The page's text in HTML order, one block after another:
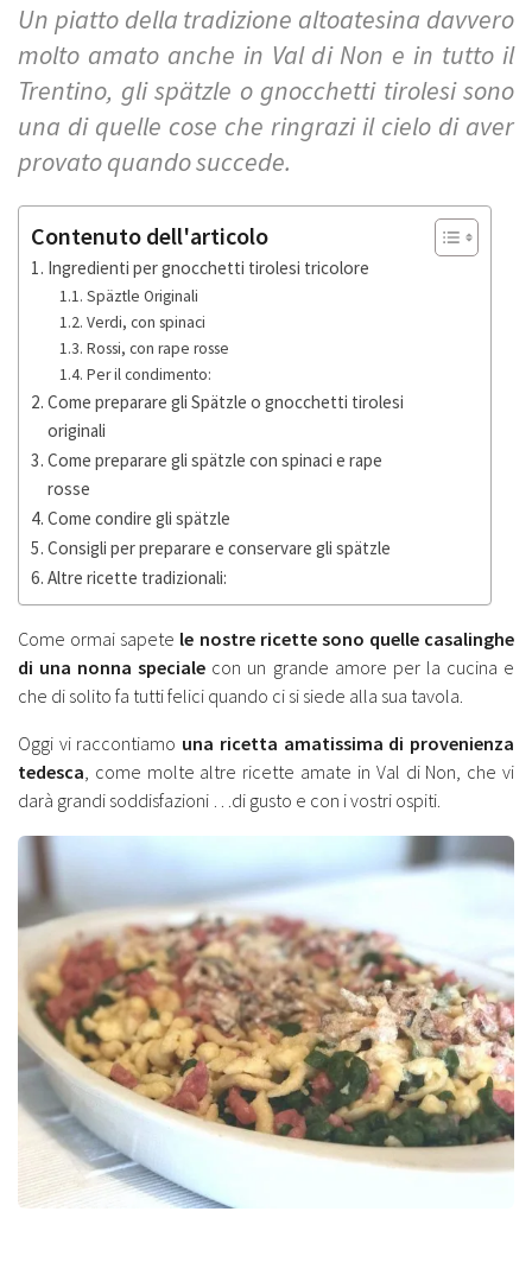
Un piatto della tradizione altoatesina davvero
molto amato anche in Val di Non e in tutto il
Trentino, gli spätzle o gnocchetti tirolesi sono
una di quelle cose che ringrazi il cielo di aver
provato quando succede.
Contenuto dell'articolo
Ingredienti per gnocchetti tirolesi tricolore
Späztle Originali
Verdi, con spinaci
Rossi, con rape rosse
Per il condimento:
Come preparare gli Spätzle o gnocchetti tirolesi
originali
Come preparare gli spätzle con spinaci e rape
rosse
Come condire gli spätzle
Consigli per preparare e conservare gli spätzle
Altre ricette tradizionali:
Come ormai sapete le nostre ricette sono quelle casalinghe
di una nonna speciale con un grande amore per la cucina e
che di solito fa tutti felici quando ci si siede alla sua tavola.
Oggi vi raccontiamo una ricetta amatissima di provenienza
tedesca, come molte altre ricette amate in Val di Non, che vi
darà grandi soddisfazioni …di gusto e con i vostri ospiti.